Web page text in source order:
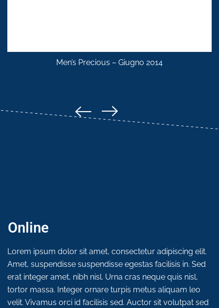
Men’s Precious – Giugno 2014
Online
Lorem ipsum dolor sit amet, consectetur adipiscing elit.
Amet, suspendisse suspendisse egestas facilisis in. Sed
erat integer amet, nibh nisl. Urna cras neque quis nisl,
tortor massa. Integer ornare turpis metus aliquam leo
velit. Vivamus orci id facilisis sed. Auctor sit volutpat sed